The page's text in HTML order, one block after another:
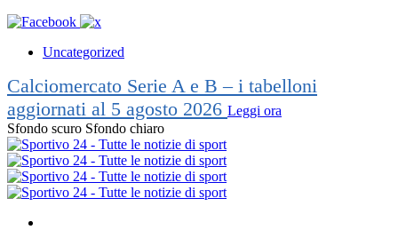
Uncategorized
Calciomercato Serie A e B – i tabelloni
aggiornati al 5 agosto 2026 Leggi ora
Sfondo scuro Sfondo chiaro